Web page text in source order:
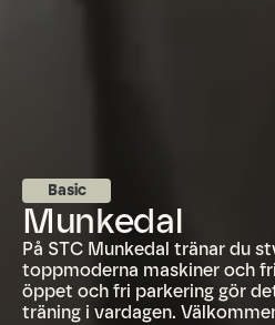
Basic
Munkedal
På STC Munkedal tränar du
toppmoderna maskiner och
öppet och fri parkering gör
träning i vardagen.